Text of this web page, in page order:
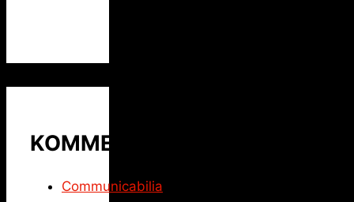
KOMMENTARE
Communicabilia